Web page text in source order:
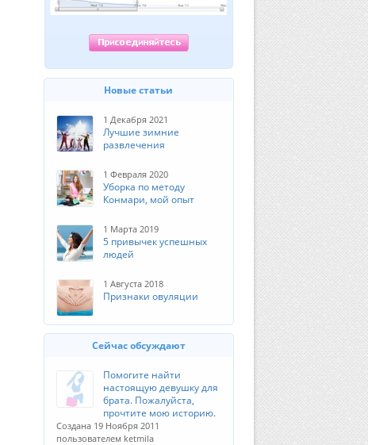
Новые статьи
1 Декабря 2021
Лучшие зимние
развлечения
1 Февраля 2020
Уборка по методу
Конмари, мой опыт
1 Марта 2019
5 привычек успешных
людей
1 Августа 2018
Признаки овуляции
Сейчас обсуждают
Помогите найти
настоящую девушку для
брата. Пожалуйста,
прочтите мою историю.
Создана 19 Ноября 2011
пользователем ketmila